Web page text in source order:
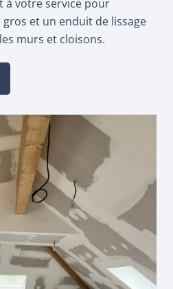
à votre service pour
et un enduit de lissage
murs et cloisons.